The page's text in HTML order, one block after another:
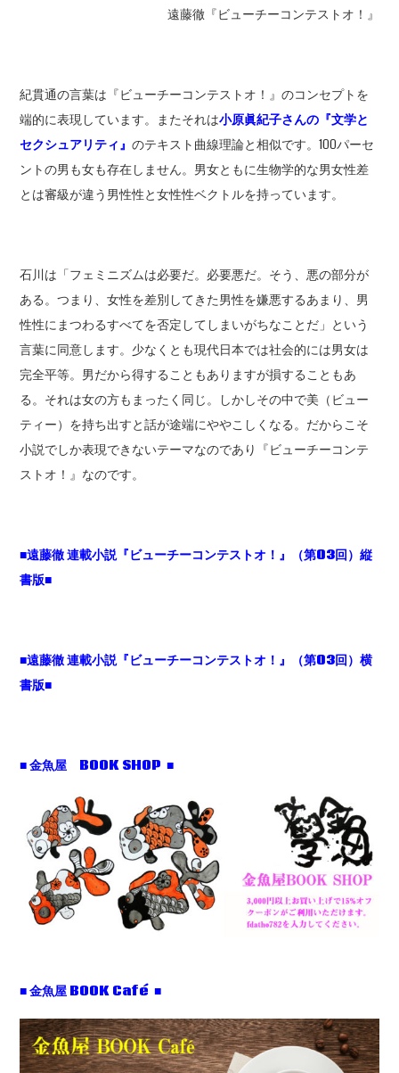
遠藤徹『ビューチーコンテストオ！』
紀貫通の言葉は『ビューチーコンテストオ！』のコンセプトを
端的に表現しています。またそれは小原眞紀子さんの『文学と
セクシュアリティ』のテキスト曲線理論と相似です。100パーセ
ントの男も女も存在しません。男女ともに生物学的な男女性差
とは審級が違う男性性と女性性ベクトルを持っています。
石川は「フェミニズムは必要だ。必要悪だ。そう、悪の部分が
ある。つまり、女性を差別してきた男性を嫌悪するあまり、男
性性にまつわるすべてを否定してしまいがちなことだ」という
言葉に同意します。少なくとも現代日本では社会的には男女は
完全平等。男だから得することもありますが損することもあ
る。それは女の方もまったく同じ。しかしその中で美（ビュー
ティー）を持ち出すと話が途端にややこしくなる。だからこそ
小説でしか表現できないテーマなのであり『ビューチーコンテ
ストオ！』なのです。
■遠藤徹 連載小説『ビューチーコンテストオ！』（第03回）縦
書版■
■遠藤徹 連載小説『ビューチーコンテストオ！』（第03回）横
書版■
■ 金魚屋 BOOK SHOP ■
■ 金魚屋 BOOK Café ■